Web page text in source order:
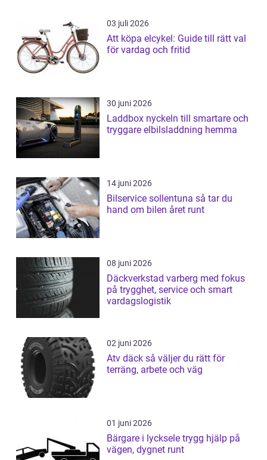
03 juli 2026
Att köpa elcykel: Guide till rätt val
för vardag och fritid
30 juni 2026
Laddbox nyckeln till smartare och
tryggare elbilsladdning hemma
14 juni 2026
Bilservice sollentuna så tar du
hand om bilen året runt
08 juni 2026
Däckverkstad varberg med fokus
på trygghet, service och smart
vardagslogistik
02 juni 2026
Atv däck så väljer du rätt för
terräng, arbete och väg
01 juni 2026
Bärgare i lycksele trygg hjälp på
vägen, dygnet runt